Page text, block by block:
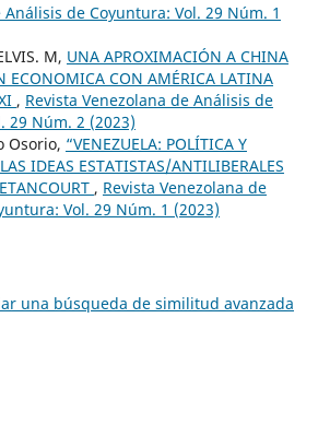
de Coyuntura: Vol. 29 Núm. 1
M, UNA APROXIMACIÓN A CHINA
ECONOMICA CON AMÉRICA LATINA
, Revista Venezolana de Análisis de
29 Núm. 2 (2023)
Osorio, “VENEZUELA: POLÍTICA Y
IDEAS ESTATISTAS/ANTILIBERALES
, Revista Venezolana de
Vol. 29 Núm. 1 (2023)
una búsqueda de similitud avanzada